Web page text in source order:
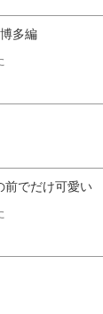
多編
前でだけ可愛い